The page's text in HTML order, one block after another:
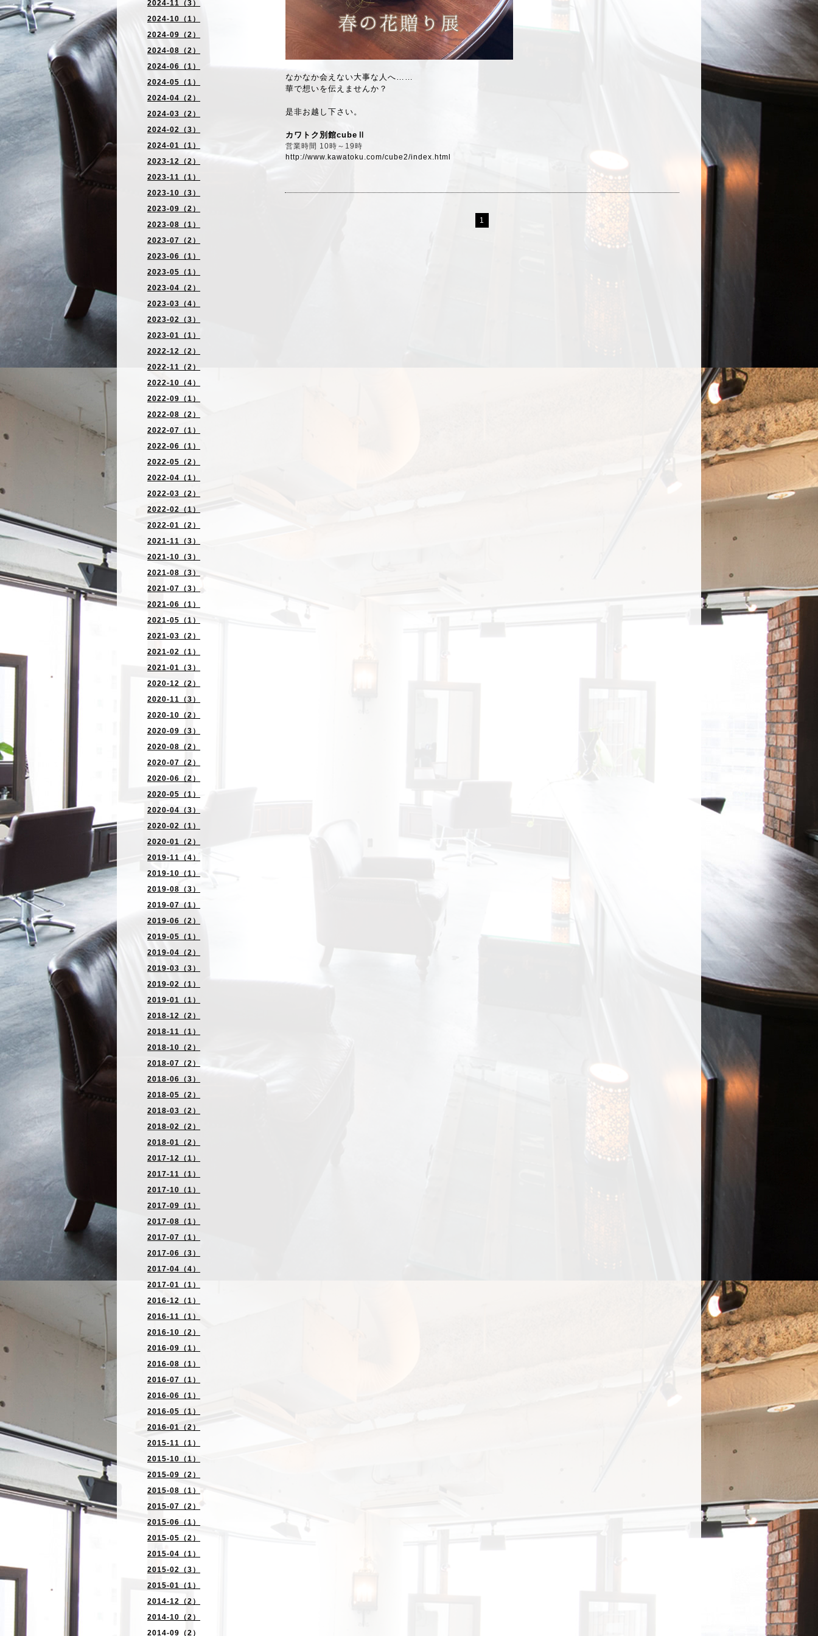
2024-11（3）
2024-10（1）
2024-09（2）
2024-08（2）
2024-06（1）
2024-05（1）
2024-04（2）
2024-03（2）
2024-02（3）
2024-01（1）
2023-12（2）
2023-11（1）
2023-10（3）
2023-09（2）
2023-08（1）
2023-07（2）
2023-06（1）
2023-05（1）
2023-04（2）
2023-03（4）
2023-02（3）
2023-01（1）
2022-12（2）
2022-11（2）
2022-10（4）
2022-09（1）
2022-08（2）
2022-07（1）
2022-06（1）
2022-05（2）
2022-04（1）
2022-03（2）
2022-02（1）
2022-01（2）
2021-11（3）
2021-10（3）
2021-08（3）
2021-07（3）
2021-06（1）
2021-05（1）
2021-03（2）
2021-02（1）
2021-01（3）
2020-12（2）
2020-11（3）
2020-10（2）
2020-09（3）
2020-08（2）
2020-07（2）
2020-06（2）
2020-05（1）
2020-04（3）
2020-02（1）
2020-01（2）
2019-11（4）
2019-10（1）
2019-08（3）
2019-07（1）
2019-06（2）
2019-05（1）
2019-04（2）
2019-03（3）
2019-02（1）
2019-01（1）
2018-12（2）
2018-11（1）
2018-10（2）
2018-07（2）
2018-06（3）
2018-05（2）
2018-03（2）
2018-02（2）
2018-01（2）
2017-12（1）
2017-11（1）
2017-10（1）
2017-09（1）
2017-08（1）
2017-07（1）
2017-06（3）
2017-04（4）
2017-01（1）
2016-12（1）
2016-11（1）
2016-10（2）
2016-09（1）
2016-08（1）
2016-07（1）
2016-06（1）
2016-05（1）
2016-01（2）
2015-11（1）
2015-10（1）
2015-09（2）
2015-08（1）
2015-07（2）
2015-06（1）
2015-05（2）
2015-04（1）
2015-02（3）
2015-01（1）
2014-12（2）
2014-10（2）
2014-09（2）
なかなか会えない大事な人へ……
華で想いを伝えませんか？
是非お越し下さい。
カワトク別館cubeⅡ
営業時間 10時～19時
http://www.kawatoku.com/cube2/index.html
1